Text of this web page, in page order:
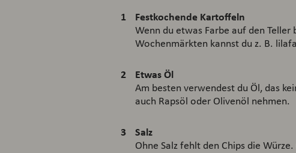
Festkochende Kartoffeln
Wenn du etwas Farbe auf den
Wochenmärkten kannst du z. B.
Etwas Öl
Am besten verwendest du Öl, das
auch Rapsöl oder Olivenöl nehmen.
Salz
Ohne Salz fehlt den Chips die